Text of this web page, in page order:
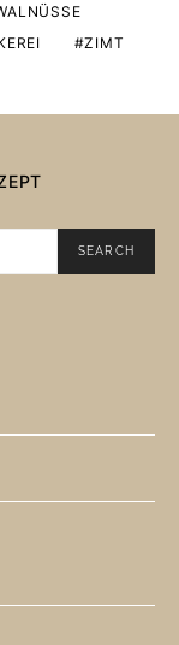
ZIMT
SEARCH